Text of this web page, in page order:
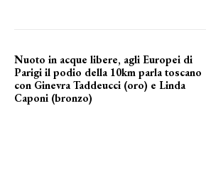
Nuoto in acque libere, agli Europei di
Parigi il podio della 10km parla toscano
con Ginevra Taddeucci (oro) e Linda
Caponi (bronzo)